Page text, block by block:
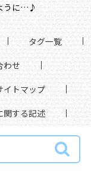
うに…♪
タグ一覧
わせ
イトマップ
関する記述